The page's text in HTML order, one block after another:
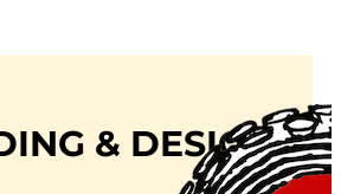
& DESIGN